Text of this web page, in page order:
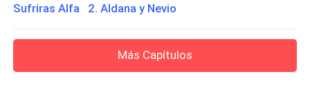
Sufriras Alfa 2. Aldana y Nevio
Más Capítulos